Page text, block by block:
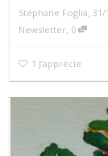
Stéphane Foglia 31/
Newsletter 0
1 J’apprécie